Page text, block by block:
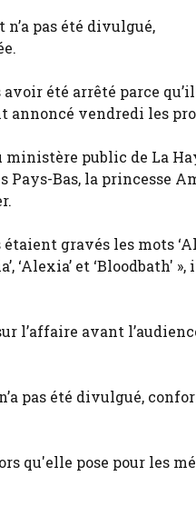
pas été divulgué,
été arrêté parce
annoncé vendredi les
ministère public de La
Pays-Bas, la princesse
gravés les mots
‘Alexia’ et ‘Bloodbath' »,
l’affaire avant
pas été divulgué,